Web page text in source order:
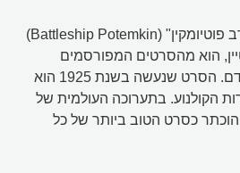
הסרט הרוסי "אוניית הקרב פוטיומקין" (Battleship Potemkin)
הוא מהסרטים המפורסמים
והחשובים בקולנוע המוקדם. הסרט שנעשה בשנת 1925 הוא
הקולנוע. בתערוכה העולמית של
הוא אף הוכתר כסרט הטוב ביותר של כל